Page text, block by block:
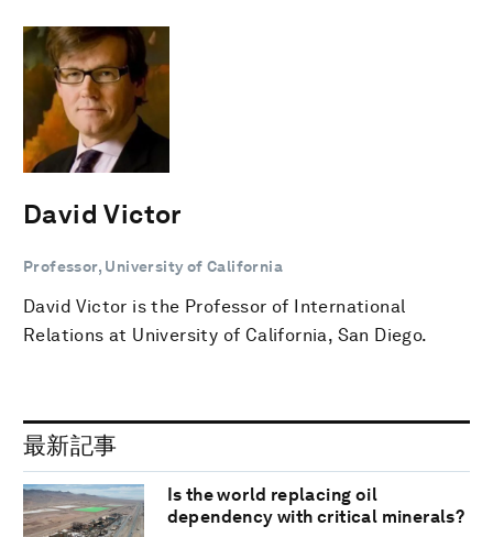
David Victor
Professor, University of California
David Victor is the Professor of International
Relations at University of California, San Diego.
最新記事
Is the world replacing oil
dependency with critical minerals?